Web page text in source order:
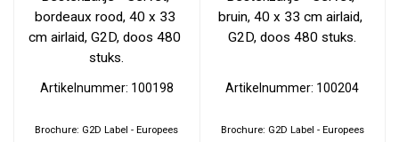
bordeaux rood, 40 x 33
cm airlaid, G2D, doos 480
stuks.
Artikelnummer: 100198
Brochure: G2D Label - Europees
bruin, 40 x 33 cm airlaid,
G2D, doos 480 stuks.
Artikelnummer: 100204
Brochure: G2D Label - Europees